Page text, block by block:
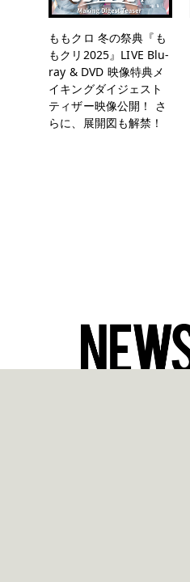
ももクロ 冬の祭典『も
もクリ2025』LIVE Blu-
ray & DVD 映像特典メ
イキングダイジェスト
ティザー映像公開！ さ
らに、展開図も解禁！